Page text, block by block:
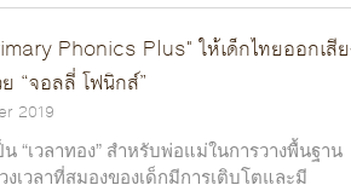
Phonics Plus" ให้เด็กไทยออกเสี
“จอลลี่ โฟนิกส์”
2019
“เวลาทอง” สำหรับพ่อแม่ในการวางพื้นฐาน
งเวลาที่สมองของเด็กมีการเติบโตและมี